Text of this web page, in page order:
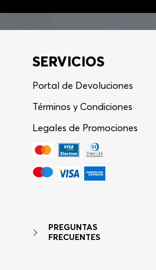
SERVICIOS
Portal de Devoluciones
Términos y Condiciones
Legales de Promociones
PREGUNTAS
FRECUENTES